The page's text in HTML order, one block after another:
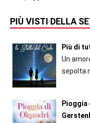
PIÙ VISTI DELLA
Più di
Un
sepolta
Pioggia